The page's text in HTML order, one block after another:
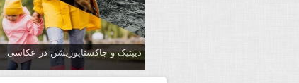
دیپتیک و جاکستا‌پوزیشن در عکاسی